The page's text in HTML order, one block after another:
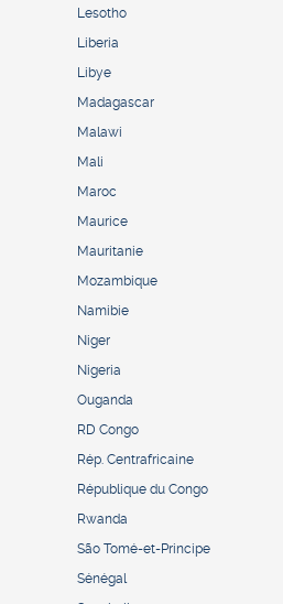
Lesotho
Liberia
Libye
Madagascar
Malawi
Mali
Maroc
Maurice
Mauritanie
Mozambique
Namibie
Niger
Nigeria
Ouganda
RD Congo
Rép. Centrafricaine
République du Congo
Rwanda
São Tomé-et-Principe
Sénégal